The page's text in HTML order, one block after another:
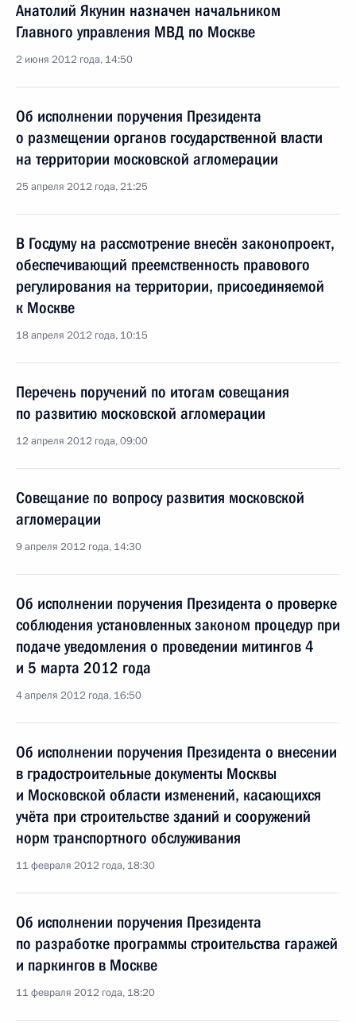
Анатолий Якунин назначен начальником
Главного управления МВД по Москве
2 июня 2012 года, 14:50
Об исполнении поручения Президента
о размещении органов государственной власти
на территории московской агломерации
25 апреля 2012 года, 21:25
В Госдуму на рассмотрение внесён законопроект,
обеспечивающий преемственность правового
регулирования на территории, присоединяемой
к Москве
18 апреля 2012 года, 10:15
Перечень поручений по итогам совещания
по развитию московской агломерации
12 апреля 2012 года, 09:00
Совещание по вопросу развития московской
агломерации
9 апреля 2012 года, 14:30
Об исполнении поручения Президента о проверке
соблюдения установленных законом процедур при
подаче уведомления о проведении митингов 4
и 5 марта 2012 года
4 апреля 2012 года, 16:50
Об исполнении поручения Президента о внесении
в градостроительные документы Москвы
и Московской области изменений, касающихся
учёта при строительстве зданий и сооружений
норм транспортного обслуживания
11 февраля 2012 года, 18:30
Об исполнении поручения Президента
по разработке программы строительства гаражей
и паркингов в Москве
11 февраля 2012 года, 18:20